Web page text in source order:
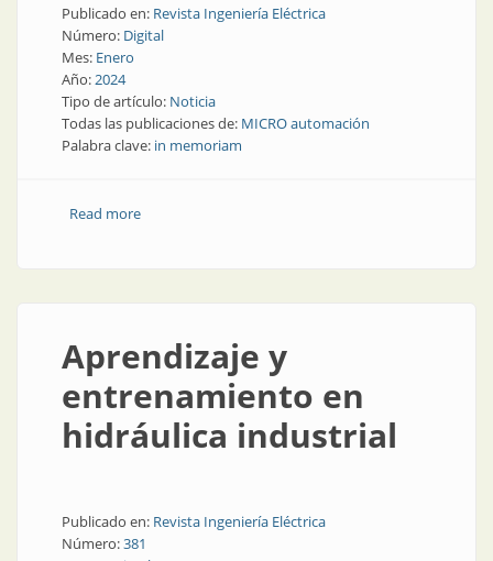
Publicado en: Revista Ingeniería Eléctrica
Número: Digital
Mes: Enero
Año:2024
Tipo de artículo: Noticia
Todas las publicaciones de: MICRO automación
Palabra clave: in memoriam
Read moreabout In memoriam: Horacio Villa
Aprendizaje y
entrenamiento en
hidráulica industrial
Publicado en: Revista Ingeniería Eléctrica
Número:381